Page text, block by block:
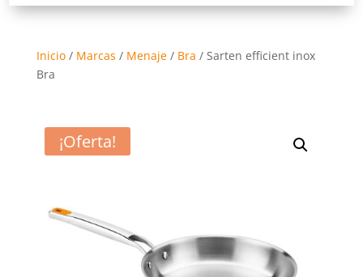
Inicio/ Marcas / Menaje/ Bra / Sarten efficient inox
Bra
¡Oferta!